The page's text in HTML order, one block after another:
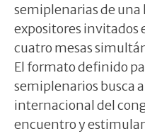
semiplenarias de una
expositores invitados
cuatro mesas
El formato definido
semiplenarios busca
internacional del
encuentro y